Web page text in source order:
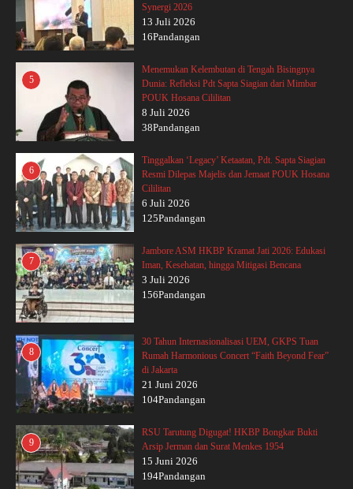
Synergi 2026
13 Juli 2026
16Pandangan
5
Menemukan Kelembutan di Tengah Bisingnya
Dunia: Refleksi Pdt Sapta Siagian dari Mimbar
POUK Hosana Cililitan
8 Juli 2026
38Pandangan
6
Tinggalkan ‘Legacy’ Ketaatan, Pdt. Sapta Siagian
Resmi Dilepas Majelis dan Jemaat POUK Hosana
Cililitan
6 Juli 2026
125Pandangan
7
Jambore ASM HKBP Kramat Jati 2026: Edukasi
Iman, Kesehatan, hingga Mitigasi Bencana
3 Juli 2026
156Pandangan
8
30 Tahun Internasionalisasi UEM, GKPS Tuan
Rumah Harmonious Concert “Faith Beyond Fear”
di Jakarta
21 Juni 2026
104Pandangan
9
RSU Tarutung Digugat! HKBP Bongkar Bukti
Arsip Jerman dan Surat Menkes 1954
15 Juni 2026
194Pandangan